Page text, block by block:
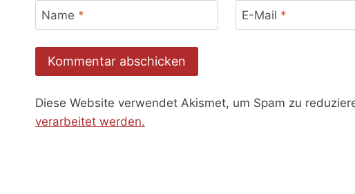
Name * E-Mail *
Diese Website verwendet Akismet, um Spam zu
verarbeitet werden.